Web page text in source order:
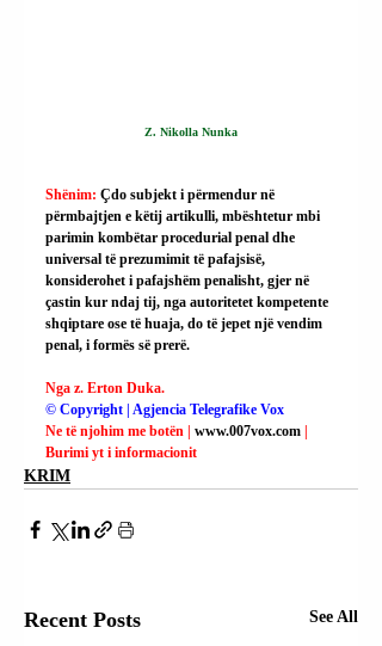
Z. Nikolla Nunka
Shënim: Çdo subjekt i përmendur në
përmbajtjen e këtij artikulli, mbështetur mbi
parimin kombëtar procedurial penal dhe
universal të prezumimit të pafajsisë,
konsiderohet i pafajshëm penalisht, gjer në
çastin kur ndaj tij, nga autoritetet kompetente
shqiptare ose të huaja, do të jepet një vendim
penal, i formës së prerë.
Nga z. Erton Duka.
© Copyright | Agjencia Telegrafike Vox
Ne të njohim me botën | www.007vox.com
Burimi yt i informacionit
KRIM
Recent Posts See All